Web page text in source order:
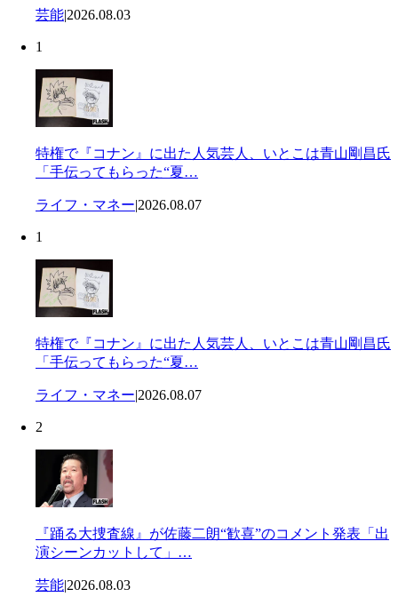
芸能|2026.08.03
1
特権で『コナン』に出た人気芸人、いとこは青山剛昌氏
「手伝ってもらった“夏…
ライフ・マネー|2026.08.07
1
特権で『コナン』に出た人気芸人、いとこは青山剛昌氏
「手伝ってもらった“夏…
ライフ・マネー|2026.08.07
2
『踊る大捜査線』が佐藤二朗“歓喜”のコメント発表「出
演シーンカットして」…
芸能|2026.08.03